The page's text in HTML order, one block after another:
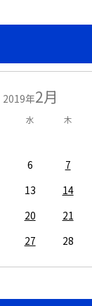
2019年2月
水 木
6 7
13 14
20 21
27 28